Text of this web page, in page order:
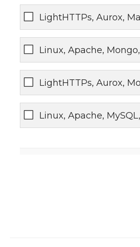
LightHTTPs, Aurox,
Linux, Apache,
LightHTTPs, Aurox,
Linux, Apache,